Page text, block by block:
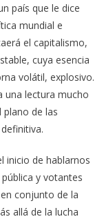
país que le dice
mundial e
el capitalismo,
cuya esencia
volátil, explosivo.
una lectura mucho
plano de las
inicio de hablarnos
y votantes
conjunto de la
allá de la lucha